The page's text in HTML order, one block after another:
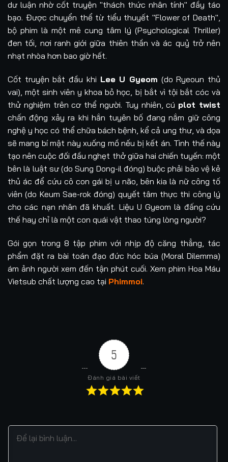
dư luận nhờ cốt truyện "thách thức nhân tính" đầy táo
bạo. Được chuyển thể từ tiểu thuyết "Flower of Death",
bộ phim là một mê cung tâm lý (Psychological Thriller)
đen tối, nơi ranh giới giữa thiên thần và ác quỷ trở nên
nhạt nhòa hơn bao giờ hết.
Cốt truyện bắt đầu khi Lee U Gyeom (do Ryeoun thủ
vai), một sinh viên y khoa bỏ học, bị bắt vì tội bắt cóc và
thử nghiệm trên cơ thể người. Tuy nhiên, cú plot twist
chấn động xảy ra khi hắn tuyên bố đang nắm giữ công
nghệ y học có thể chữa bách bệnh, kể cả ung thư, và dọa
sẽ mang bí mật này xuống mồ nếu bị kết án. Tình thế này
tạo nên cuộc đối đầu nghẹt thở giữa hai chiến tuyến: một
bên là luật sư (do Sung Dong-il đóng) buộc phải bảo vệ kẻ
thủ ác để cứu cô con gái bị u não, bên kia là nữ công tố
viên (do Keum Sae-rok đóng) quyết tâm thực thi công lý
cho các nạn nhân đã khuất. Liệu U Gyeom là đấng cứu
thế hay chỉ là một con quái vật thao túng lòng người?
Gói gọn trong 8 tập phim với nhịp độ căng thẳng, tác
phẩm đặt ra bài toán đạo đức hóc búa (Moral Dilemma)
ám ảnh người xem đến tận phút cuối. Xem phim Hoa Máu
Vietsub chất lượng cao tại Phimmoi.
5
Đánh giá bài viết